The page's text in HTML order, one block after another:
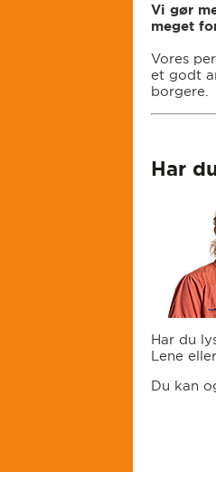
Vi gør
meget
Vores
et godt
borgere.
Har
Har du
Lene
Du kan